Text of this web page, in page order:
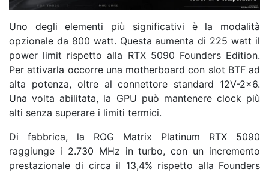
Uno degli elementi più significativi è la modalità
opzionale da 800 watt. Questa aumenta di 225 watt il
power limit rispetto alla RTX 5090 Founders Edition.
Per attivarla occorre una motherboard con slot BTF ad
alta potenza, oltre al connettore standard 12V-2×6.
Una volta abilitata, la GPU può mantenere clock più
alti senza superare i limiti termici.
Di fabbrica, la ROG Matrix Platinum RTX 5090
raggiunge i 2.730 MHz in turbo, con un incremento
prestazionale di circa il 13,4% rispetto alla Founders